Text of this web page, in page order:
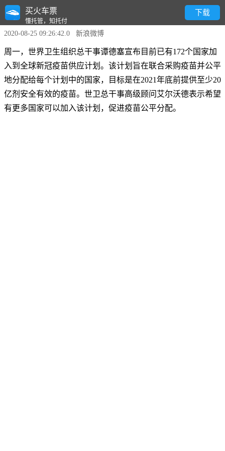
买火车票
懂托管，知托付
下载
世卫希望2021年底前提供20亿剂新冠疫苗
2020-08-25 09:26:42.0 新浪微博
周一，世界卫生组织总干事谭德塞宣布目前已有172个国家加
入到全球新冠疫苗供应计划。该计划旨在联合采购疫苗并公平
地分配给每个计划中的国家，目标是在2021年底前提供至少20
亿剂安全有效的疫苗。世卫总干事高级顾问艾尔沃德表示希望
有更多国家可以加入该计划，促进疫苗公平分配。